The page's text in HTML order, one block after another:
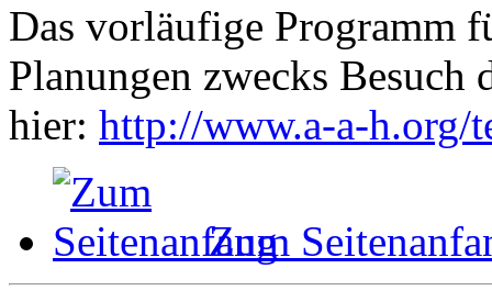
Das vorläufige Programm
Planungen zwecks Besuch
hier: http://www.a-a-h.org/
Zum